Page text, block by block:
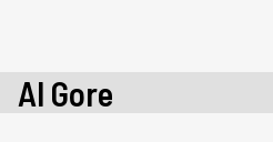
Al Gore